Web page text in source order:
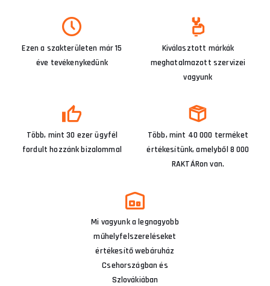
Ezen a szakterületen már 15
éve tevékenykedünk
Kiválasztott márkák
meghatalmazott szervizei
vagyunk
Több, mint 30 ezer ügyfél
fordult hozzánk bizalommal
Több, mint 40 000 terméket
értékesítünk, amelyből 8 000
RAKTÁRon van.
Mi vagyunk a legnagyobb
műhelyfelszereléseket
értékesítő webáruház
Csehországban és
Szlovákiában